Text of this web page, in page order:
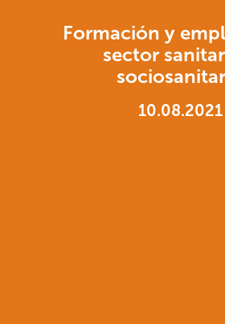
Formación y
sector
10.08.2021